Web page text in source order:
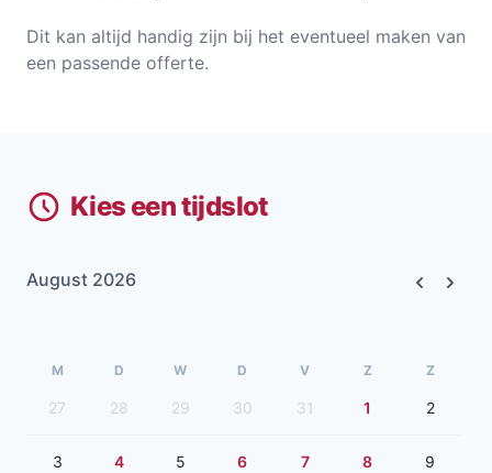
Dit kan altijd handig zijn bij het eventueel maken van
een passende offerte.
Kies een tijdslot
August 2026
M D W D V Z Z
27 28 29 30 31 1 2
3 4 5 6 7 8 9